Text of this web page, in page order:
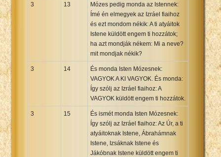
3 13
Mózes pedig monda az Istennek:
Ímé én elmegyek az Izráel fiaihoz
és ezt mondom nékik: A ti atyáitok
Istene küldött engem ti hozzátok;
ha azt mondják nékem: Mi a neve?
mit mondjak nékik?
3 14
És monda Isten Mózesnek:
VAGYOK A KI VAGYOK. És monda:
Így szólj az Izráel fiaihoz: A
VAGYOK küldött engem ti hozzátok.
3 15
És ismét monda Isten Mózesnek:
Így szólj az Izráel fiaihoz: Az Úr, a ti
atyáitoknak Istene, Ábrahámnak
Istene, Izsáknak Istene és
Jákóbnak Istene küldött engem ti